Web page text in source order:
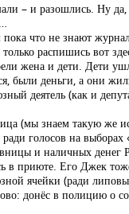
– и разошлись. Ну
что не знают
распишись вот
жена и дети. Дети
были деньги, а они
деятель (как и
(мы знаем такую же
голосов на
и наличных денег
в приюте. Его Джек
ячейки (ради
донёс в полицию о